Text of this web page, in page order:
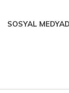
SOSYAL